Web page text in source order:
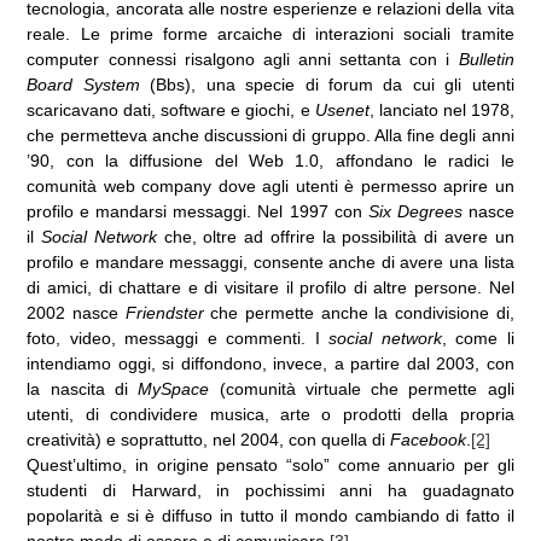
tecnologia, ancorata alle nostre esperienze e relazioni della vita
reale. Le prime forme arcaiche di interazioni sociali tramite
computer connessi risalgono agli anni settanta con i Bulletin
Board System (Bbs), una specie di forum da cui gli utenti
scaricavano dati, software e giochi, e Usenet, lanciato nel 1978,
che permetteva anche discussioni di gruppo. Alla fine degli anni
’90, con la diffusione del Web 1.0, affondano le radici le
comunità web company dove agli utenti è permesso aprire un
profilo e mandarsi messaggi. Nel 1997 con Six Degreesnasce
ilSocial Networkche, oltre ad offrire la possibilità di avere un
profilo e mandare messaggi, consente anche di avere una lista
di amici, di chattare e di visitare il profilo di altre persone. Nel
2002 nasce Friendsterche permette anche la condivisione di,
foto, video, messaggi e commenti. Isocial network, come li
intendiamo oggi, si diffondono, invece, a partire dal 2003, con
la nascita diMySpace (comunità virtuale che permette agli
utenti, di condividere musica, arte o prodotti della propria
creatività) e soprattutto, nel 2004, con quella diFacebook. [2]
Quest’ultimo, in origine pensato “solo” come annuario per gli
studenti di Harward, in pochissimi anni ha guadagnato
popolarità e si è diffuso in tutto il mondo cambiando di fatto il